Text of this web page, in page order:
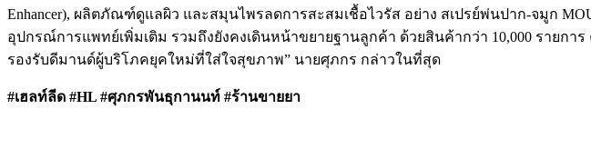
Enhancer), ผลิตภัณฑ์ดูแลผิว และสมุนไพรลดการสะสมเชื้อไวรัส อย่าง สเปรย์พ่นปาก-จมูก
อุปกรณ์การแพทย์เพิ่มเติม รวมถึงยังคงเดินหน้าขยายฐานลูกค้า ด้วยสินค้ากว่า 10,000 ราย
รองรับดีมานด์ผู้บริโภคยุคใหม่ที่ใส่ใจสุขภาพ” นายศุภกร กล่าวในที่สุด
#เฮลท์ลีด #HL #ศุภกรพันธุกานนท์ #ร้านขายยา